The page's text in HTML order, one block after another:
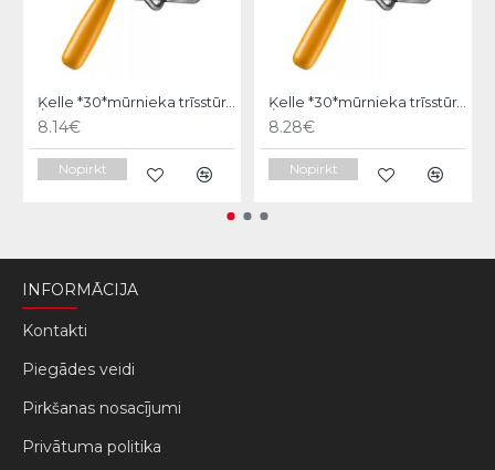
Ķelle *30*mūrnieka trīsstūra 18cm, Hardy
8.14€
Nopirkt
Ķelle *30*mūrnieka trīsstūra 20cm, Hardy
8.28€
Nopirkt
INFORMĀCIJA
Kontakti
Piegādes veidi
Pirkšanas nosacījumi
Privātuma politika